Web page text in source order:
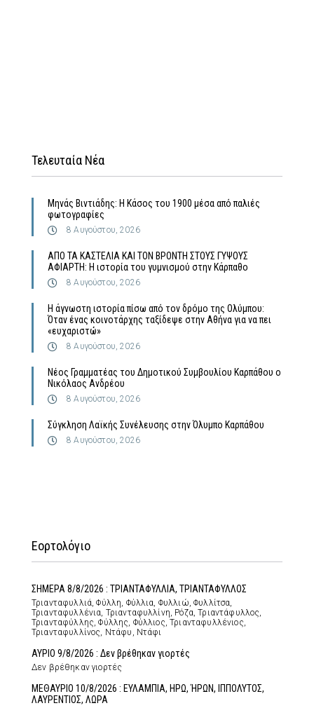
Τελευταία Νέα
Μηνάς Βιντιάδης: Η Κάσος του 1900 μέσα από παλιές
φωτογραφίες
8 Αυγούστου, 2026
ΑΠΟ ΤΑ ΚΑΣΤΕΛΙΑ ΚΑΙ ΤΟΝ ΒΡΟΝΤΗ ΣΤΟΥΣ ΓΥΨΟΥΣ
ΑΦΙΑΡΤΗ: Η ιστορία του γυμνισμού στην Κάρπαθο
8 Αυγούστου, 2026
Η άγνωστη ιστορία πίσω από τον δρόμο της Ολύμπου:
Όταν ένας κοινοτάρχης ταξίδεψε στην Αθήνα για να πει
«ευχαριστώ»
8 Αυγούστου, 2026
Νέος Γραμματέας του Δημοτικού Συμβουλίου Καρπάθου ο
Νικόλαος Ανδρέου
8 Αυγούστου, 2026
Σύγκληση Λαϊκής Συνέλευσης στην Όλυμπο Καρπάθου
8 Αυγούστου, 2026
Εορτολόγιο
ΣΗΜΕΡΑ 8/8/2026 : ΤΡΙΑΝΤΑΦΥΛΛΙΑ, ΤΡΙΑΝΤΑΦΥΛΛΟΣ
Τριανταφυλλιά, Φύλλη, Φύλλια, Φυλλιώ, Φυλλίτσα,
Τριανταφυλλένια, Τριανταφυλλίνη, Ρόζα, Τριαντάφυλλος,
Τριανταφύλλης, Φύλλης, Φύλλιος, Τριανταφυλλένιος,
Τριανταφυλλίνος, Ντάφυ, Ντάφι
ΑΥΡΙΟ 9/8/2026 : Δεν βρέθηκαν γιορτές
Δεν βρέθηκαν γιορτές
ΜΕΘΑΥΡΙΟ 10/8/2026 : ΕΥΛΑΜΠΙΑ, ΗΡΩ, ΉΡΩΝ, ΙΠΠΟΛΥΤΟΣ,
ΛΑΥΡΕΝΤΙΟΣ, ΛΩΡΑ